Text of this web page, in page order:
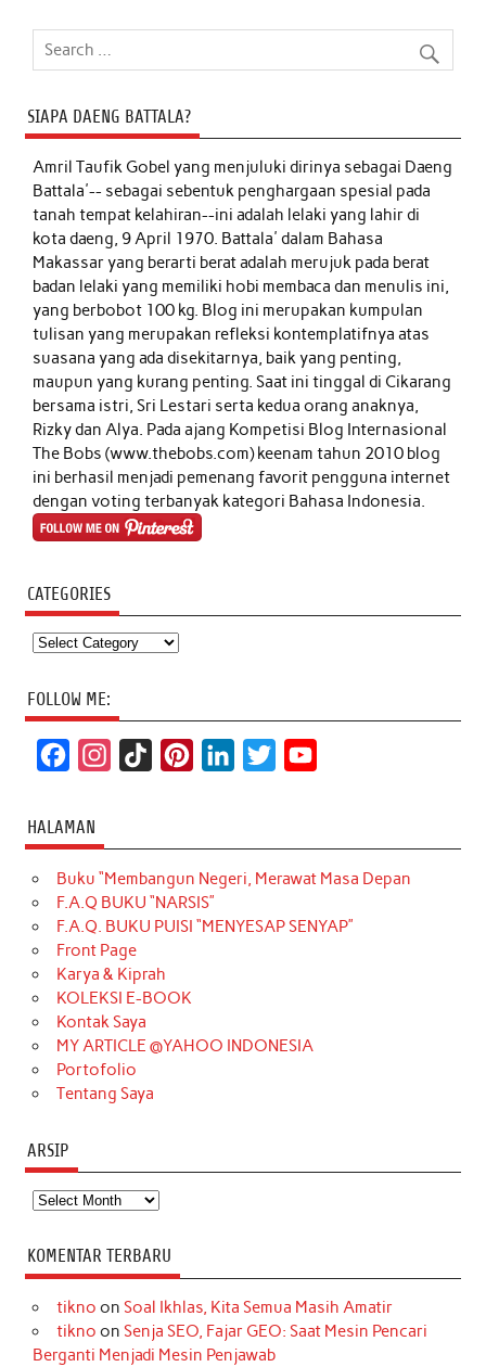
SIAPA DAENG BATTALA?
Amril Taufik Gobelyang menjuluki dirinya sebagai Daeng
Battala'-- sebagai sebentuk penghargaan spesial pada
tanah tempat kelahiran--ini adalah lelaki yang lahir di
kota daeng, 9 April 1970. Battala' dalam Bahasa
Makassar yang berarti berat adalah merujuk pada berat
badan lelaki yang memiliki hobi membaca dan menulis ini,
yang berbobot 100 kg. Blog ini merupakan kumpulan
tulisan yang merupakan refleksi kontemplatifnya atas
suasana yang ada disekitarnya, baik yang penting,
maupun yang kurang penting. Saat ini tinggal di Cikarang
bersama istri, Sri Lestari serta kedua orang anaknya,
Rizky dan Alya. Pada ajang Kompetisi Blog Internasional
The Bobs (www.thebobs.com) keenam tahun 2010 blog
ini berhasil menjadi pemenang favorit pengguna internet
dengan voting terbanyak kategori Bahasa Indonesia.
CATEGORIES
Categories
FOLLOW ME:
c
e
b
o
o
k
t
a
g
r
a
m
T
o
k
t
e
r
k
e
d
t
t
e
T
u
b
HALAMAN
Buku “Membangun Negeri, Merawat Masa Depan
F.A.Q BUKU “NARSIS”
F.A.Q. BUKU PUISI “MENYESAP SENYAP”
Front Page
Karya & Kiprah
KOLEKSI E-BOOK
Kontak Saya
MY ARTICLE @YAHOO INDONESIA
Portofolio
Tentang Saya
ARSIP
Arsip
KOMENTAR TERBARU
tikno on Soal Ikhlas, Kita Semua Masih Amatir
tikno on Senja SEO, Fajar GEO: Saat Mesin Pencari
Berganti Menjadi Mesin Penjawab